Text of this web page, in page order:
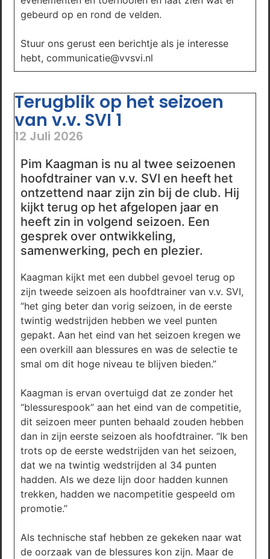
gebeurd op en rond de velden.
Stuur ons gerust een berichtje als je interesse
hebt, communicatie@vvsvi.nl
Terugblik op het seizoen
van v.v. SVI 1
12 Juli 2026
Pim Kaagman is nu al twee seizoenen
hoofdtrainer van v.v. SVI en heeft het
ontzettend naar zijn zin bij de club. Hij
kijkt terug op het afgelopen jaar en
heeft zin in volgend seizoen. Een
gesprek over ontwikkeling,
samenwerking, pech en plezier.
Kaagman kijkt met een dubbel gevoel terug op
zijn tweede seizoen als hoofdtrainer van v.v. SVI,
“het ging beter dan vorig seizoen, in de eerste
twintig wedstrijden hebben we veel punten
gepakt. Aan het eind van het seizoen kregen we
een overkill aan blessures en was de selectie te
smal om dit hoge niveau te blijven bieden.”
Kaagman is ervan overtuigd dat ze zonder het
“blessurespook” aan het eind van de competitie,
dit seizoen meer punten behaald zouden hebben
dan in zijn eerste seizoen als hoofdtrainer. “Ik ben
trots op de eerste wedstrijden van het seizoen,
dat we na twintig wedstrijden al 34 punten
hadden. Als we deze lijn door hadden kunnen
trekken, hadden we nacompetitie gespeeld om
promotie.”
Als technische staf hebben ze gekeken naar wat
de oorzaak van de blessures kon zijn. Maar de